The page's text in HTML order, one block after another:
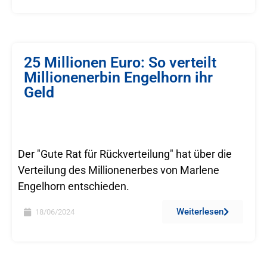
25 Millionen Euro: So verteilt
Millionenerbin Engelhorn ihr
Geld
Der "Gute Rat für Rückverteilung" hat über die
Verteilung des Millionenerbes von Marlene
Engelhorn entschieden.
18/06/2024 Weiterlesen